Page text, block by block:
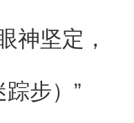
坚定，
步）”